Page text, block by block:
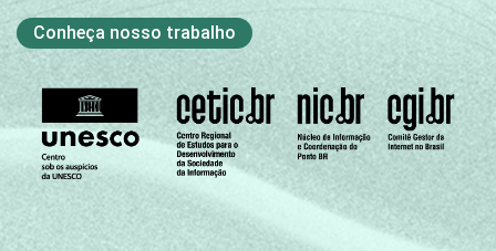
Conheça nosso trabalho